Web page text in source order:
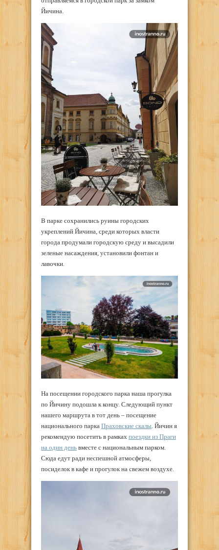
Йичина.
В парке сохранились руины городских
укреплений Йичина, среди которых власти
города продумали городскую среду и высадили
зеленые насаждения, установили фонтан и
лавочки.
На посещении городского парка наша прогулка
по Йичину подошла к концу. Следующий пункт
нашего маршрута в тот день – посещение
национального парка Праховские скалы. Йичин я
рекомендую посетить в рамках поездки из Праги
на один день вместе с национальным парком.
Сюда едут ради неспешной атмосферы,
посиделок в кафе и прогулок на свежем воздухе.